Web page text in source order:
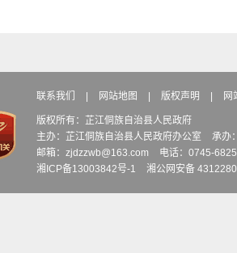
联系我们 网站地图 版权声明 网
版权所有：芷江侗族自治县人民政府
主办：芷江侗族自治县人民政府办公室
承办
邮箱：zjdzzwb@163.com
电话：0745-
湘ICP备13003842号-1
湘公网安备